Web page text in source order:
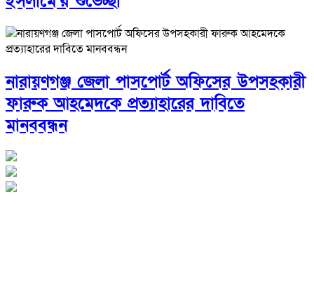
নারায়ণগঞ্জ জেলা পাসপোর্ট অফিসের উপসহকারী
ফারুক আহমেদকে প্রত্যাহারের দাবিতে
মানববন্ধন